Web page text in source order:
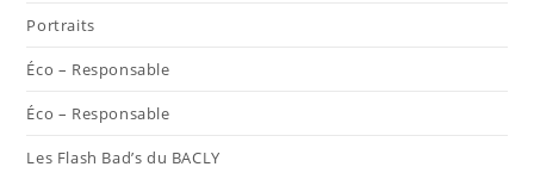
Portraits
Éco – Responsable
Éco – Responsable
Les Flash Bad’s du BACLY